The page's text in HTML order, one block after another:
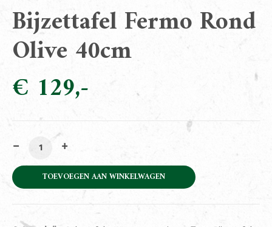
Bijzettafel Fermo Rond
Olive 40cm
€ 129
Bijzettafel Fermo Rond Olive 40cm aantal
TOEVOEGEN AAN WINKELWAGEN